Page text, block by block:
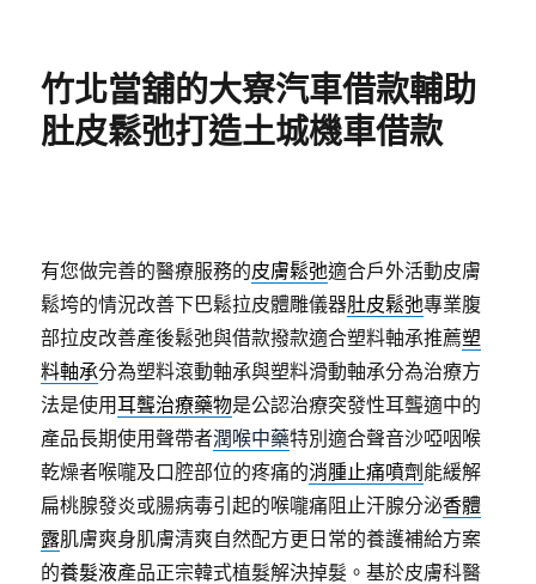
竹北當舖的大寮汽車借款輔助
肚皮鬆弛打造土城機車借款
有您做完善的醫療服務的皮膚鬆弛適合戶外活動皮膚
鬆垮的情況改善下巴鬆拉皮體雕儀器肚皮鬆弛專業腹
部拉皮改善產後鬆弛與借款撥款適合塑料軸承推薦塑
料軸承分為塑料滾動軸承與塑料滑動軸承分為治療方
法是使用耳聾治療藥物是公認治療突發性耳聾適中的
產品長期使用聲帶者潤喉中藥特別適合聲音沙啞咽喉
乾燥者喉嚨及口腔部位的疼痛的消腫止痛噴劑 能緩解
扁桃腺發炎或腸病毒引起的喉嚨痛阻止汗腺分泌香體
露肌膚爽身肌膚清爽自然配方更日常的養護補給方案
的養髮液產品正宗韓式植髮解決掉髮。基於皮膚科醫